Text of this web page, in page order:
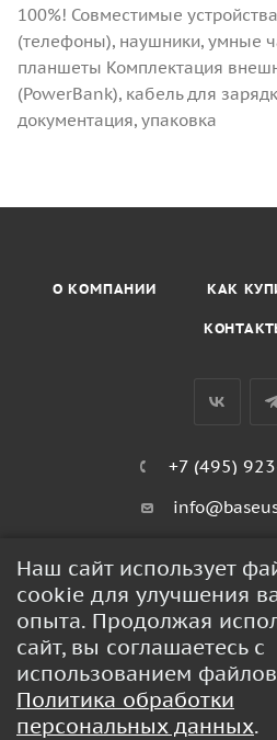
100%! Совместимые
(телефоны), наушники, умные
планшеты Комплектация
(PowerBank), кабель для
документация, упаковка
О КОМПАНИИ КАК
+7 (495)
ПОЛИТИКА
2026 © BaseusRussia - интернет-
Наш сайт использует
cookie для улучшения
опыта. Продолжая
сайт, вы соглашаетесь с
использованием
Политика обработки
персональных данных.